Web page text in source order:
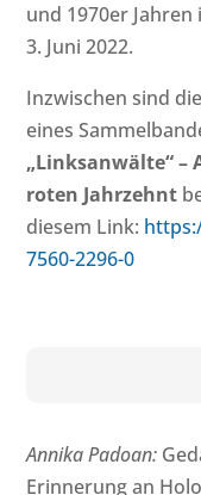
und 1970er Jahren
3. Juni 2022.
Inzwischen sind
eines
„Linksanwälte“ –
roten Jahrzehnt
diesem Link:
7560-2296-0
Annika Padoan:
Erinnerung an